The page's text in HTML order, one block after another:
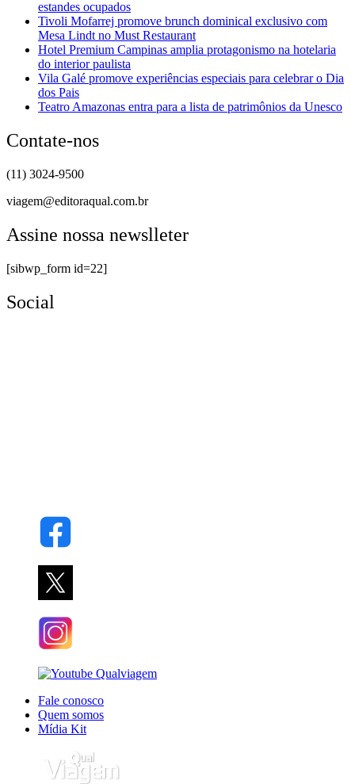
estandes ocupados
Tivoli Mofarrej promove brunch dominical exclusivo com
Mesa Lindt no Must Restaurant
Hotel Premium Campinas amplia protagonismo na hotelaria
do interior paulista
Vila Galé promove experiências especiais para celebrar o Dia
dos Pais
Teatro Amazonas entra para a lista de patrimônios da Unesco
Contate-nos
(11) 3024-9500
viagem@editoraqual.com.br
Assine nossa newslleter
[sibwp_form id=22]
Social
Fale conosco
Quem somos
Mídia Kit